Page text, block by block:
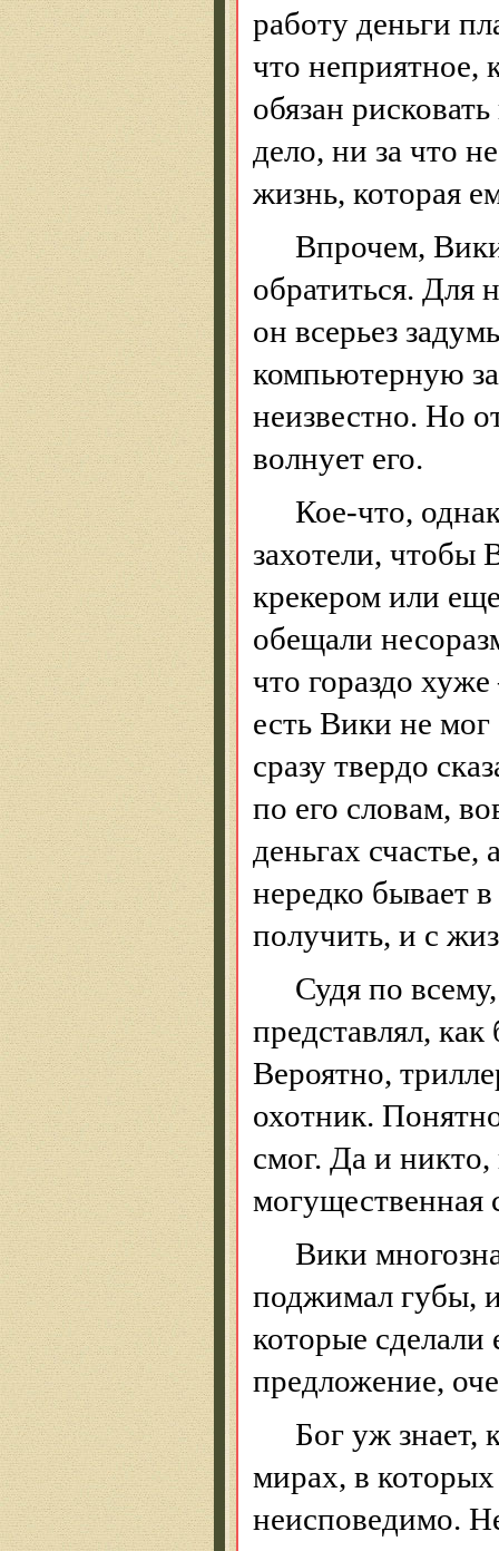
работу деньги
что неприятное,
обязан
дело, ни за что
жизнь, которая
Впрочем,
обратиться. Для
он всерьез
компьютерную
неизвестно. Но
волнует его.
Кое-что,
захотели, чтобы
крекером или
обещали
что гораздо
есть Вики не мог
сразу твердо
по его словам,
деньгах
нередко бывает
получить, и с
Судя по
представлял,
Вероятно,
охотник.
смог. Да и никто,
могущественная
Вики
поджимал губы,
которые сделали
предложение,
Бог уж знает,
мирах, в которых
неисповедимо.